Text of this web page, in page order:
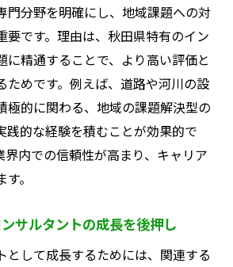
比較して分かる建設コンサルタ
いから考える建設コンサルタン
ントなら地域社会への貢献も実
貢献する建設コンサルタントの
ルタントの仕事が地域に与える
門分野を明確にし、地域課題への対
要です。理由は、秋田県特有のイン
に精通することで、より高い評価と
ためです。例えば、道路や河川の設
極的に関わる、地域の課題解決型の
践的な経験を積むことが効果的で
界内での信頼性が高まり、キャリア
。
サルタントの成長を後押し
として成長するためには、関連する